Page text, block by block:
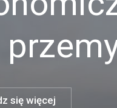
się więcej